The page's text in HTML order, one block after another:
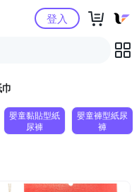
購物中心登入
嬰童黏貼型紙
尿褲
嬰童褲型紙尿
褲